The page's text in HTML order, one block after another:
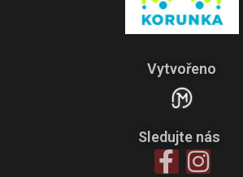
Vytvořeno
Sledujte nás